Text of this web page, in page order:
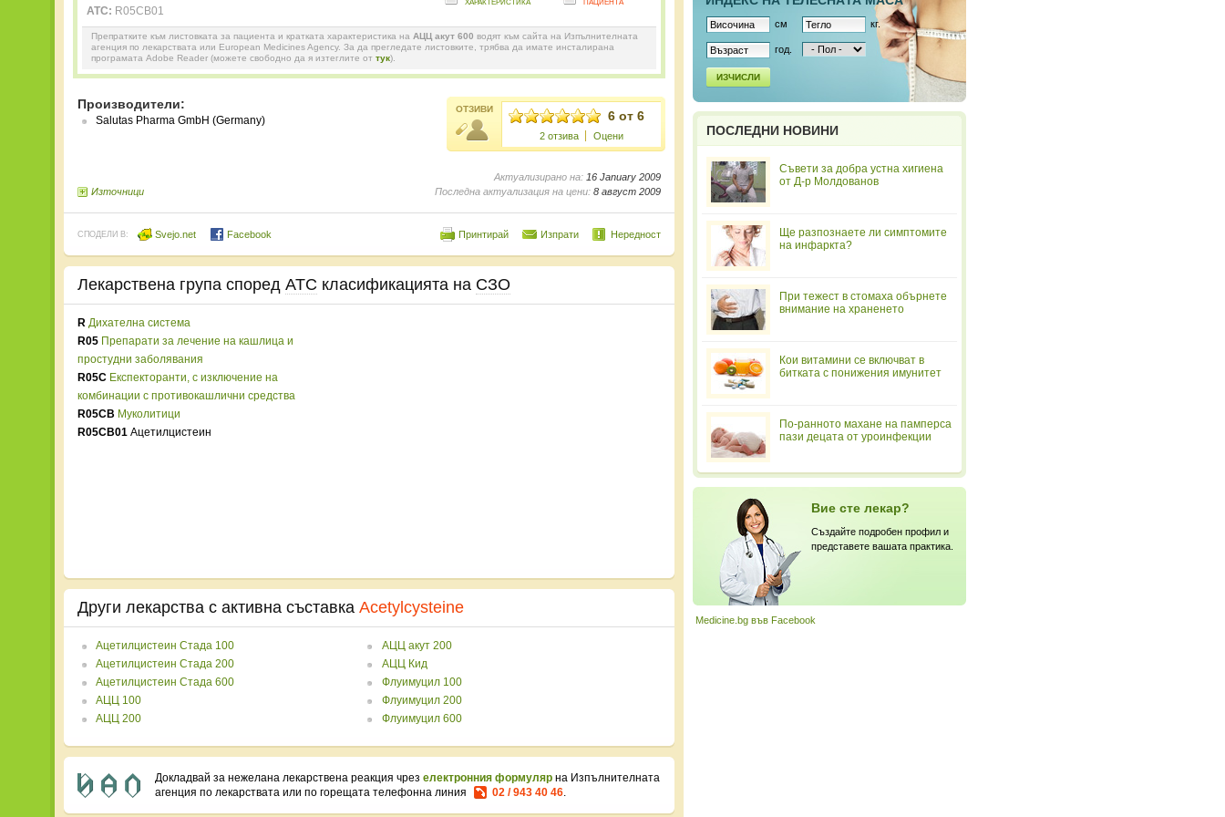
ATC: R05CB01
Препратките към листовката за пациента и кратката характеристика на АЦЦ акут 600 водят към сайта на Изпълнителната
агенция по лекарствата или European Medicines Agency. За да прегледате листовките, трябва да имате инсталирана
програмата Adobe Reader (можете свободно да я изтеглите от тук).
ОТЗИВИ 6 от 6
2 отзива Оцени
Производители:
Salutas Pharma GmbH (Germany)
Актуализирано на: 16 January 2009
Последна актуализация на цени: 8 август 2009
Източници
СПОДЕЛИ В: Нередност
Изпрати
Принтирай
Svejo.net Facebook
Лекарствена група според ATC класификацията на СЗО
R Дихателна система
R05 Препарати за лечение на кашлица и
простудни заболявания
R05C Експекторанти, с изключение на
комбинации с противокашлични средства
R05CB Муколитици
R05CB01 Ацетилцистеин
Други лекарства с активна съставка Acetylcysteine
Ацетилцистеин Стада 100
Ацетилцистеин Стада 200
Ацетилцистеин Стада 600
АЦЦ 100
АЦЦ 200
АЦЦ акут 200
АЦЦ Кид
Флуимуцил 100
Флуимуцил 200
Флуимуцил 600
Докладвай за нежелана лекарствена реакция чрез електронния формуляр на Изпълнителната
агенция по лекарствата или по горещата телефонна линия
02 / 943 40 46.
см кг.
год.
ИЗЧИСЛИ
ПОСЛЕДНИ НОВИНИ
Съвети за добра устна хигиена
от Д-р Молдованов
Ще разпознаете ли симптомите
на инфаркта?
При тежест в стомаха обърнете
внимание на храненето
Кои витамини се включват в
битката с понижения имунитет
По-ранното махане на памперса
пази децата от уроинфекции
Вие сте лекар?
Създайте подробен профил и
представете вашата практика.
Medicine.bg във Facebook